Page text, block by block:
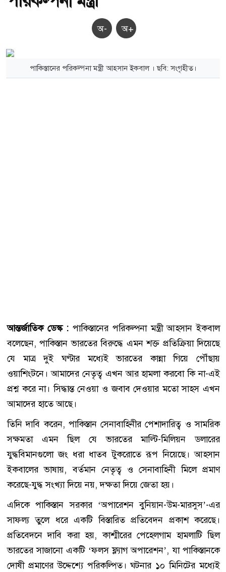
অ- অ+
পাকিস্তানের পরিকল্পনা মন্ত্রী আহসান ইকবাল । ছবি: সংগৃহীত।
আন্তর্জাতিক ডেস্ক :পাকিস্তানের পরিকল্পনা মন্ত্রী আহসান ইকবাল
বলেছেন, পাকিস্তান ভারতের বিরুদ্ধে এমন শক্ত প্রতিক্রিয়া দিয়েছে
যে মাত্র দুই ঘণ্টার মধ্যেই ভারতের কান্না গিয়ে পৌঁছায়
ওয়াশিংটনে। আমাদের নেতৃত্ব এখন আর হামলা করবো কি না-এই
প্রশ্ন করে না। সিদ্ধান্ত নেওয়া ও জবাব দেওয়ার মতো সাহস এখন
আমাদের হাতে আছে।
তিনি দাবি করেন, পাকিস্তান সেনাবাহিনীর পেশাদারিত্ব ও সামরিক
সক্ষমতা এমন ছিল যে ভারতের মাল্টি-মিলিয়ন ডলারের
যুদ্ধবিমানগুলো জং ধরা ধাতব টুকরোতে রূপ নিয়েছে। আহসান
ইকবালের ভাষায়, বর্তমান নেতৃত্ব ও সেনাবাহিনী মিলে প্রমাণ
করেছে-যুদ্ধ সংখ্যা দিয়ে নয়, দক্ষতা দিয়ে জেতা হয়।
এদিকে পাকিস্তান সরকার ‘অপারেশন বুনিয়ান-উম-মারসুস’-এর
সাফল্য তুলে ধরে একটি বিস্তারিত প্রতিবেদন প্রকাশ করেছে।
প্রতিবেদনে দাবি করা হয়, কাশ্মীরের পেহেলগাম হামলাটি ছিল
ভারতের সাজানো একটি ‘ফলস ফ্ল্যাগ অপারেশন’, যা পাকিস্তানকে
দোষী প্রমাণের উদ্দেশ্যে পরিকল্পিত। ঘটনার ১০ মিনিটের মধ্যেই